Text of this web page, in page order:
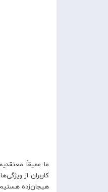
ما عمیقاً
کاربران از
هیجان‌زده